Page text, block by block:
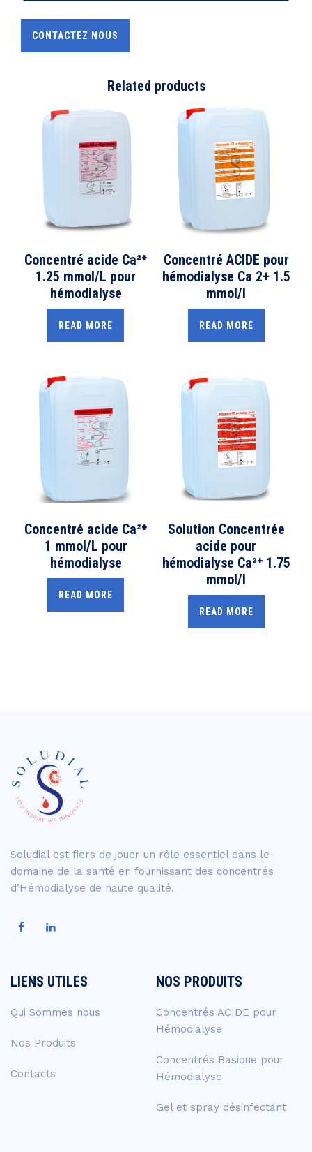
CONTACTEZ NOUS
Related products
Concentré acide Ca²⁺
1.25 mmol/L pour
hémodialyse
READ MORE
Concentré ACIDE pour
hémodialyse Ca 2+ 1.5
mmol/l
READ MORE
Concentré acide Ca²⁺
1 mmol/L pour
hémodialyse
READ MORE
Solution Concentrée
acide pour
hémodialyse Ca²⁺ 1.75
mmol/l
READ MORE
Soludial est fiers de jouer un rôle essentiel dans le
domaine de la santé en fournissant des concentrés
d’Hémodialyse de haute qualité.
LIENS UTILES
Qui Sommes nous
Nos Produits
Contacts
NOS PRODUITS
Concentrés ACIDE pour
Hémodialyse
Concentrés Basique pour
Hémodialyse
Gel et spray désinfectant